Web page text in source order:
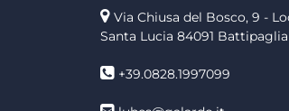
Via Chiusa del Bosco, 9 -
Santa Lucia 84091 Battipaglia
+39.0828.1997099